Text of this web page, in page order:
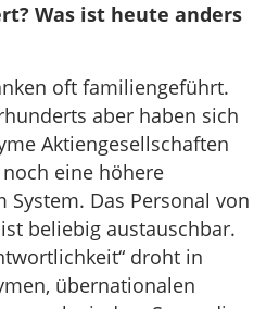
Was ist heute anders
oft familiengeführt.
aber haben sich
Aktiengesellschaften
eine höhere
Das Personal von
beliebig austauschbar.
droht in
übernationalen